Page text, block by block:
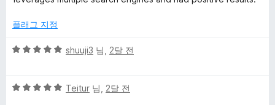
g
e
S
플래그 지정
5
점
shuuji3 님, 2달 전
5
Teitur 님, 2달 전